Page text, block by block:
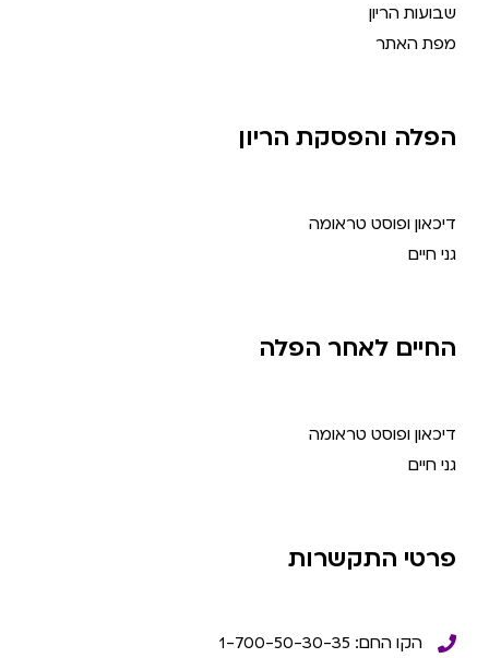
שבועות הריון
מפת האתר
הפלה והפסקת הריון
דיכאון ופוסט טראומה
גני חיים
החיים לאחר הפלה
דיכאון ופוסט טראומה
גני חיים
פרטי התקשרות
הקו החם: 1-700-50-30-35